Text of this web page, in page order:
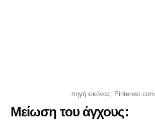
πηγή εικόνας: Pinterest.com
Μείωση του άγχους: